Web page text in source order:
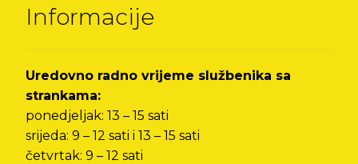
Informacije
Uredovno radno vrijeme službenika sa
strankama:
ponedjeljak: 13 – 15 sati
srijeda: 9 – 12 sati i 13 – 15 sati
četvrtak: 9 – 12 sati